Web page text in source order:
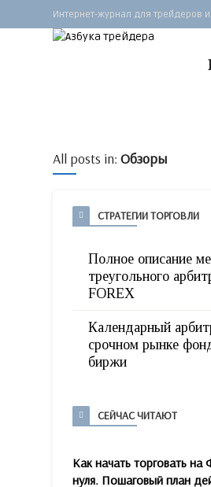
Интернет-журнал для трейдеров
All posts in: Обзоры
СТРАТЕГИИ ТОРГОВЛИ
Полное описание
треугольного
FOREX
Календарный
срочном рынке
биржи
СЕЙЧАС ЧИТАЮТ
Как начать торговать на
нуля. Пошаговый план